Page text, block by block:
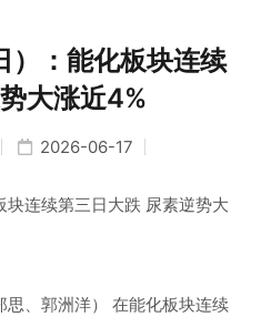
）：能化板块连续
大涨近4%
2026-06-17
连续第三日大跌 尿素逆势大
、郭洲洋） 在能化板块连续